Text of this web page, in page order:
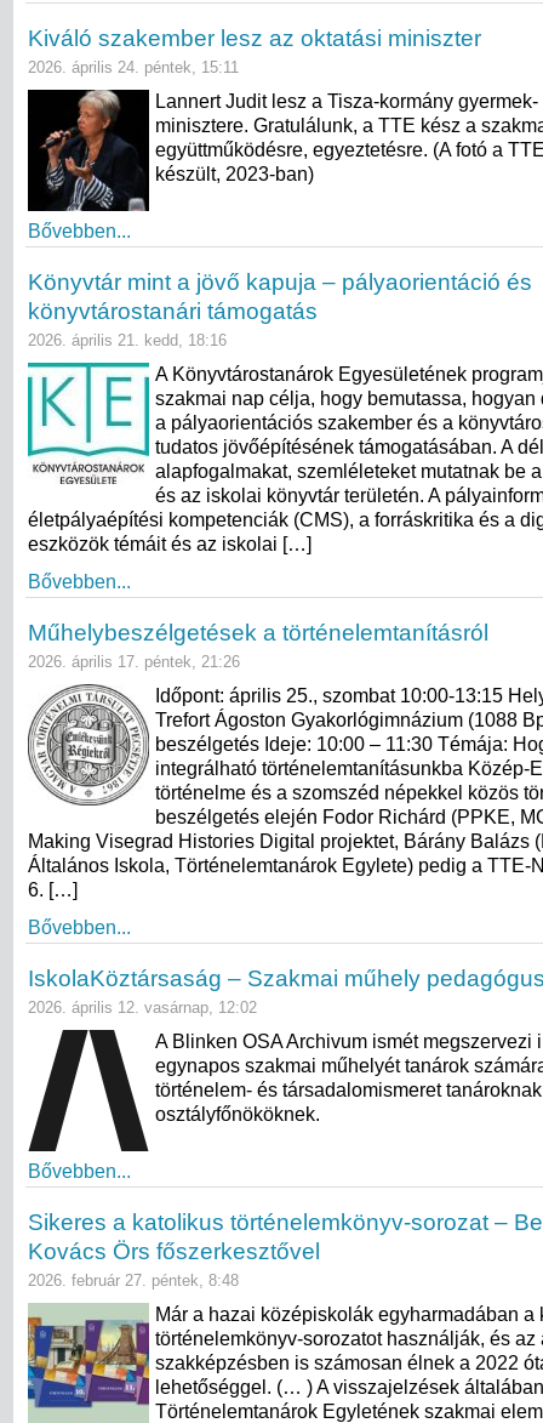
Kiváló szakember lesz az oktatási miniszter
2026. április 24. péntek, 15:11
Lannert Judit lesz a Tisza-kormány
minisztere. Gratulálunk, a TTE kész a
együttműködésre, egyeztetésre. (A fotó a
készült, 2023-ban)
Bővebben...
Könyvtár mint a jövő kapuja – pályaorientáció és
könyvtárostanári támogatás
2026. április 21. kedd, 18:16
A Könyvtárostanárok Egyesületének
szakmai nap célja, hogy bemutassa, hogyan
a pályaorientációs szakember és a
tudatos jövőépítésének támogatásában. A
alapfogalmakat, szemléleteket mutatnak be
és az iskolai könyvtár területén. A
életpályaépítési kompetenciák (CMS), a forráskritika és a
eszközök témáit és az iskolai […]
Bővebben...
Műhelybeszélgetések a történelemtanításról
2026. április 17. péntek, 21:26
Időpont: április 25., szombat 10:00-13:15
Trefort Ágoston Gyakorlógimnázium (1088
beszélgetés Ideje: 10:00 – 11:30 Témája:
integrálható történelemtanításunkba Közép-
történelme és a szomszéd népekkel közös
beszélgetés elején Fodor Richárd (PPKE,
Making Visegrad Histories Digital projektet, Bárány Balázs
Általános Iskola, Történelemtanárok Egylete) pedig a TTE-
6. […]
Bővebben...
IskolaKöztársaság – Szakmai műhely
2026. április 12. vasárnap, 12:02
A Blinken OSA Archivum ismét megszervezi
egynapos szakmai műhelyét tanárok
történelem- és társadalomismeret
osztályfőnököknek.
Bővebben...
Sikeres a katolikus történelemkönyv-sorozat –
Kovács Örs főszerkesztővel
2026. február 27. péntek, 8:48
Már a hazai középiskolák egyharmadában a
történelemkönyv-sorozatot használják, és az
szakképzésben is számosan élnek a 2022
lehetőséggel. (… ) A visszajelzések
Történelemtanárok Egyletének szakmai